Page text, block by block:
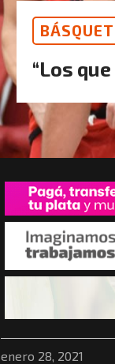
BÁSQUET
“Los
enero 28, 2021